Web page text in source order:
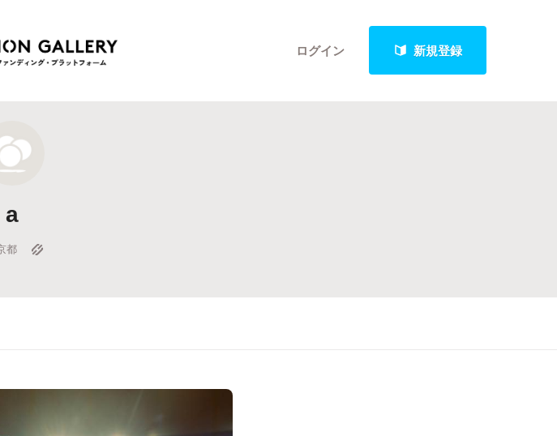
ログイン 新規登録
ジェクト
ーから探す
a
都